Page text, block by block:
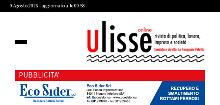
9 Agosto 2026 - aggiornato alle 09:58
PUBBLICITA'